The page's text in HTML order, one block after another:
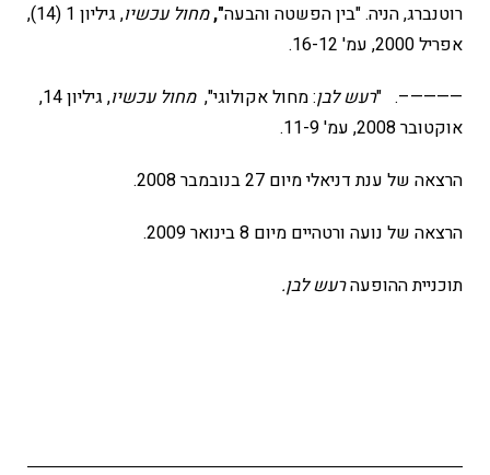
רוטנברג, הניה. "בין הפשטה והבעה",מחול עכשיו
, גיליון 1 (14),
אפריל 2000, עמ' 16-12.
————–. "רעש לבן: מחול אקולוגי",מחול עכשיו
, גיליון 14,
אוקטובר 2008, עמ' 11-9.
הרצאה של ענת דניאלי מיום 27 בנובמבר 2008.
הרצאה של נועה ורטהיים מיום 8 בינואר 2009.
תוכניית ההופעהרעש לבן.